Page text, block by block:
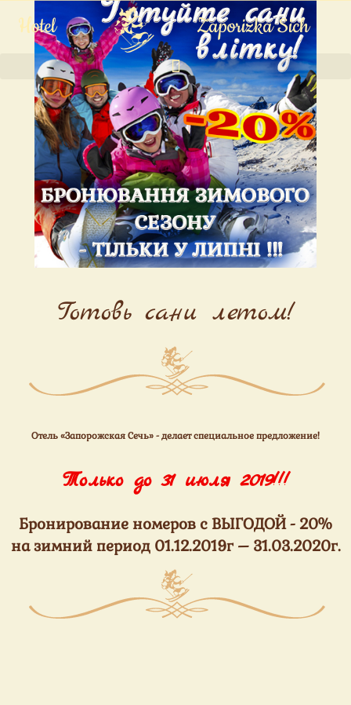
Hotel Zaporizka Sich
Готовь сани летом!
Отель «Запорожская Сечь» - делает специальное предложение!
Только до 31 июля 2019!!!
Бронирование номеров с ВЫГОДОЙ - 20%
на зимний период 01.12.2019г – 31.03.2020г.